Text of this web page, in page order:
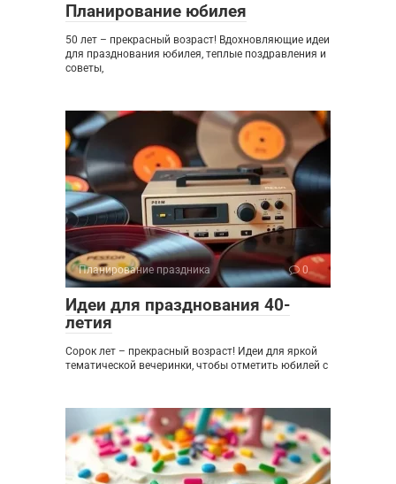
Планирование юбилея
50 лет – прекрасный возраст! Вдохновляющие идеи
для празднования юбилея, теплые поздравления и
советы,
Планирование праздника 0
Идеи для празднования 40-
летия
Сорок лет – прекрасный возраст! Идеи для яркой
тематической вечеринки, чтобы отметить юбилей с